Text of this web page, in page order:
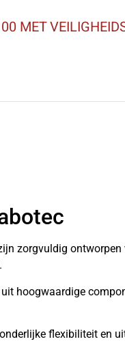
MET
zorgvuldig ontworpen
hoogwaardige
flexibiliteit en